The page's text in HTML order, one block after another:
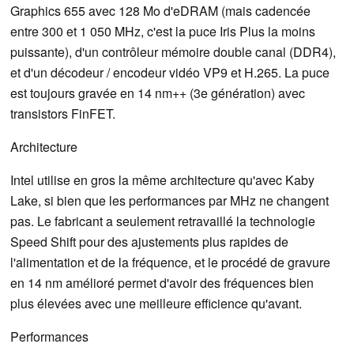
Graphics 655 avec 128 Mo d'eDRAM (mais cadencée
entre 300 et 1 050 MHz, c'est la puce Iris Plus la moins
puissante), d'un contrôleur mémoire double canal (DDR4),
et d'un décodeur / encodeur vidéo VP9 et H.265. La puce
est toujours gravée en 14 nm++ (3e génération) avec
transistors FinFET.
Architecture
Intel utilise en gros la même architecture qu'avec Kaby
Lake, si bien que les performances par MHz ne changent
pas. Le fabricant a seulement retravaillé la technologie
Speed Shift pour des ajustements plus rapides de
l'alimentation et de la fréquence, et le procédé de gravure
en 14 nm amélioré permet d'avoir des fréquences bien
plus élevées avec une meilleure efficience qu'avant.
Performances